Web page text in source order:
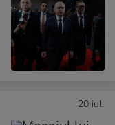
20 iul.